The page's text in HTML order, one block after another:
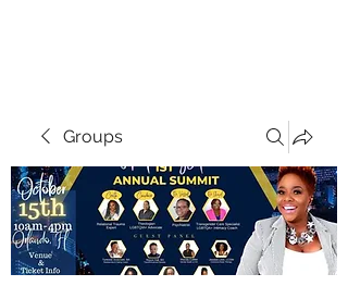
Groups